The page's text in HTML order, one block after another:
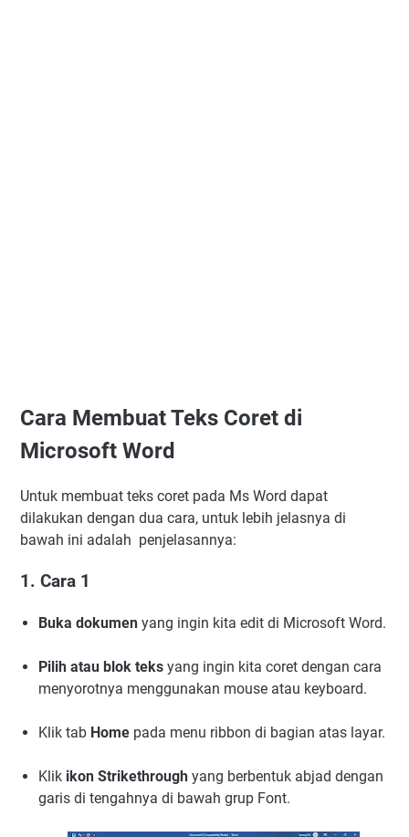
Cara Membuat Teks Coret di
Microsoft Word
Untuk membuat teks coret pada Ms Word dapat
dilakukan dengan dua cara, untuk lebih jelasnya di
bawah ini adalah penjelasannya:
1. Cara 1
Buka dokumen yang ingin kita edit di Microsoft Word.
Pilih atau blok teks yang ingin kita coret dengan cara
menyorotnya menggunakan mouse atau keyboard.
Klik tab Home pada menu ribbon di bagian atas layar.
Klik ikon Strikethrough yang berbentuk abjad dengan
garis di tengahnya di bawah grup Font.